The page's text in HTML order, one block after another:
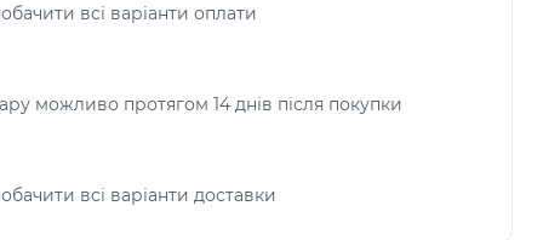
всі варіанти оплати
можливо протягом 14 днів після покупки
всі варіанти доставки